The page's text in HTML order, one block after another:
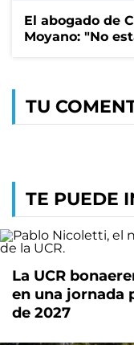
El abogado de
Moyano: "No
TU
TE PUEDE
La UCR
en una jornada
de 2027